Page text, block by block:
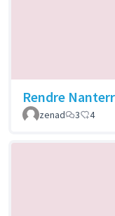
Rendre
zenad
3 4